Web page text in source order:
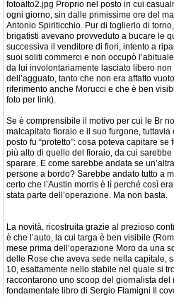
fotoalto2.jpg Proprio nel posto in cui
ogni giorno, sin dalle primissime ore del
Antonio Spiriticchio. Pur di toglierlo di
brigatisti avevano provveduto a bucare le
successiva il venditore di fiori, intento a
suoi soliti commerci e non occupò
da lui involontariamente lasciato libero
dell’agguato, tanto che non era affatto
riferimento anche Morucci e che è ben
foto per link).
Se è comprensibile il motivo per cui le Br
malcapitato fioraio e il suo furgone, tuttavia
posto fu “protetto”: cosa poteva capitare
più alto di quello del fioraio, da cui
sparare. E come sarebbe andata se
persone a bordo? Sarebbe andato tutto a
certo che l’Austin morris è lì perché così
stata parte dell’operazione. Ma non basta.
La novità, ricostruita grazie al prezioso
è che l’auto, la cui targa è ben visibile
mese prima dell’operazione Moro da una
delle Rose che aveva sede nella capitale,
10, esattamente nello stabile nel quale si
raccontarono uno scoop del giornalista del
fondamentale libro di Sergio Flamigni Il